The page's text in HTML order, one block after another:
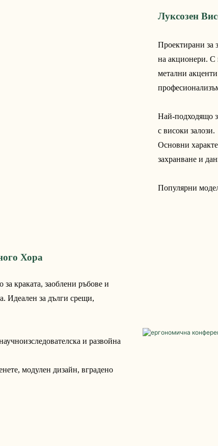
Луксозен
Проектирани за
на акционери. С
метални
Най-подходящо
с високи залози.
Основни
захранване и
Популярни
Хора
краката, заоблени ръбове и
Идеален за дълги срещи,
и развойна
модулен дизайн, вградено